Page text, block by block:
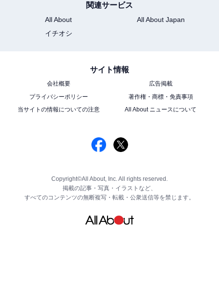
関連サービス
All About
All About Japan
イチオシ
サイト情報
会社概要
広告掲載
プライバシーポリシー
著作権・商標・免責事項
当サイトの情報についての注意
All About ニュースについて
Copyright©All About, Inc. All rights reserved.
掲載の記事・写真・イラストなど、
すべてのコンテンツの無断複写・転載・公衆送信等を禁じます。